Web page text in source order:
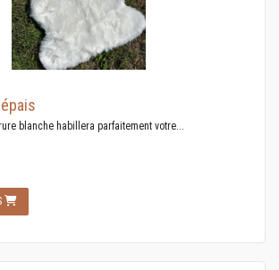
blanche habillera parfaitement votre...